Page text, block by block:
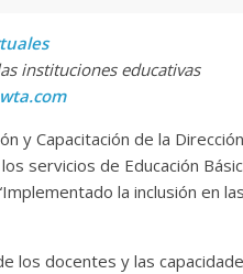
instituciones educativas
y Capacitación de la
servicios de Educación
la inclusión en
los docentes y las